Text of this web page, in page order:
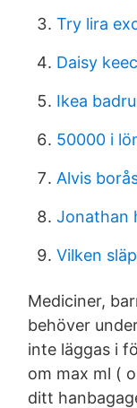
Try lira
Daisy
Ikea
50000 i
Alvis
Jonathan
Vilken
Mediciner,
behöver
inte läggas i
om max ml (
ditt